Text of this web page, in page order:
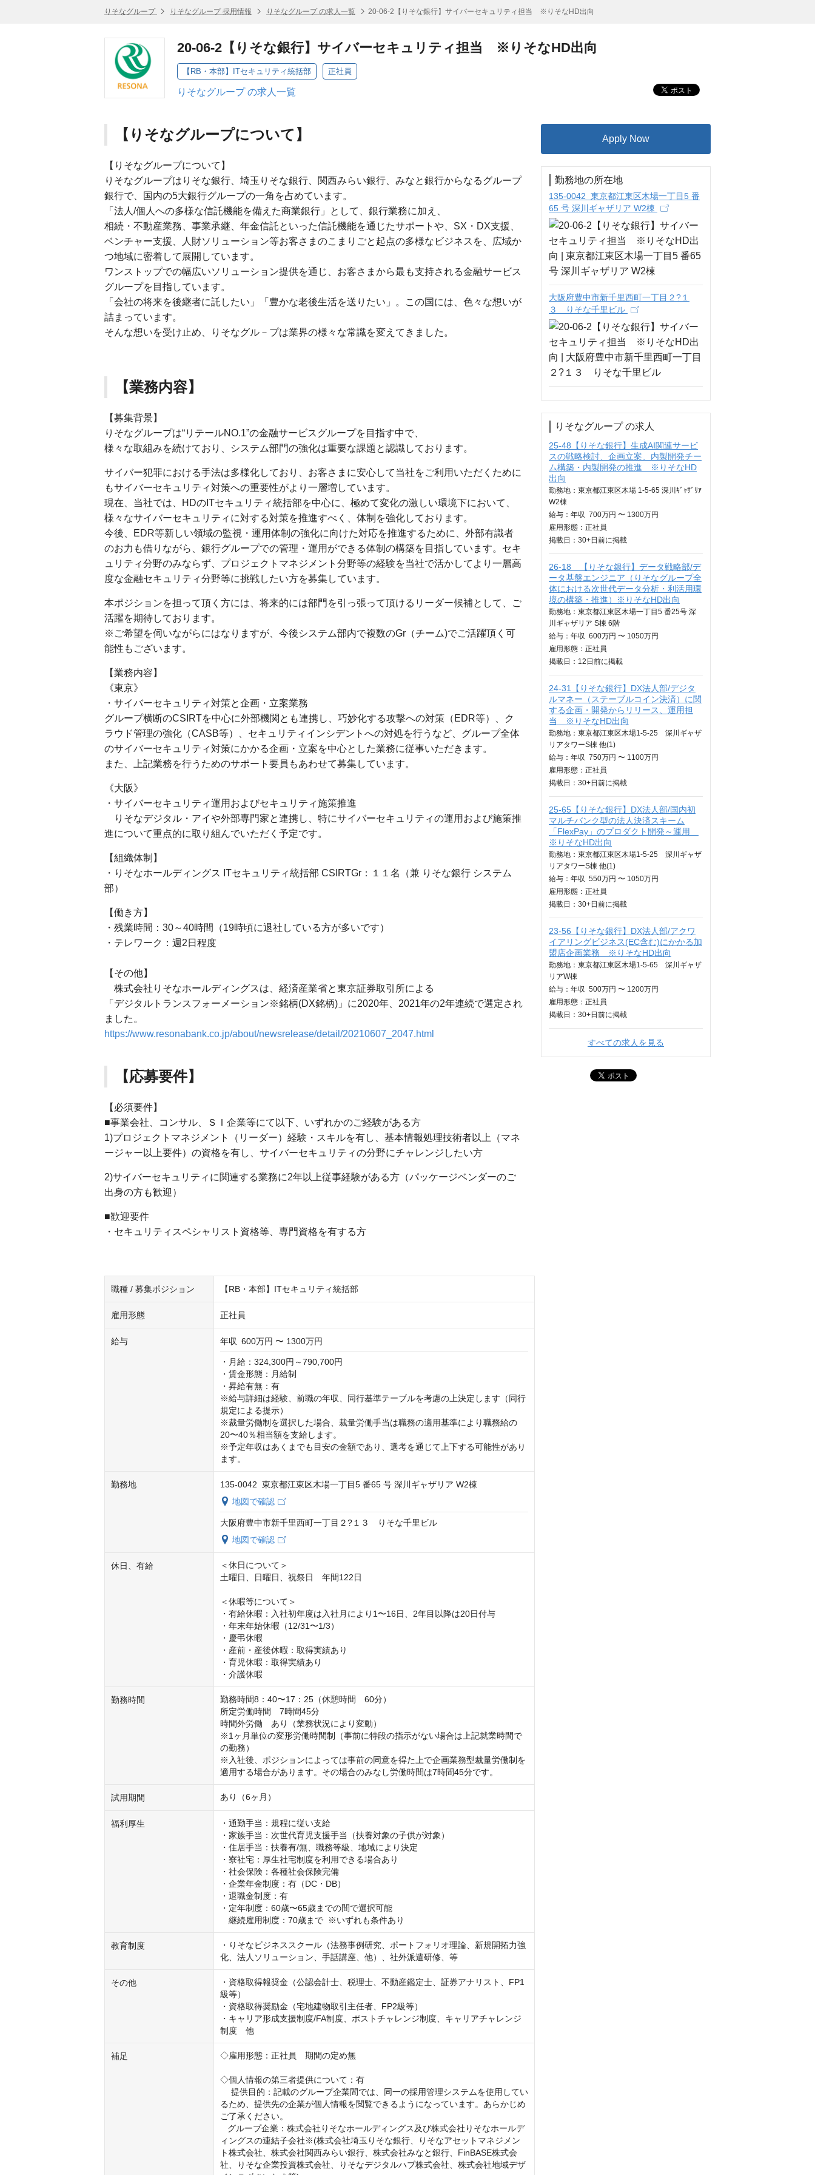
りそなグループ りそなグループ 採用情報 りそなグループ の求人一覧 20-06-2【りそな銀行】サイバーセキュリティ担当 ※りそなHD出向
20-06-2【りそな銀行】サイバーセキュリティ担当 ※りそなHD出向
【RB・本部】ITセキュリティ統括部 正社員
りそなグループ の求人一覧
【りそなグループについて】
【りそなグループについて】
りそなグループはりそな銀行、埼玉りそな銀行、関西みらい銀行、みなと銀行からなるグループ
銀行で、国内の5大銀行グループの一角を占めています。
「法人/個人への多様な信託機能を備えた商業銀行」として、銀行業務に加え、
相続・不動産業務、事業承継、年金信託といった信託機能を通じたサポートや、SX・DX支援、
ベンチャー支援、人財ソリューション等お客さまのこまりごと起点の多様なビジネスを、広域か
つ地域に密着して展開しています。
ワンストップでの幅広いソリューション提供を通じ、お客さまから最も支持される金融サービス
グループを目指しています。
「会社の将来を後継者に託したい」「豊かな老後生活を送りたい」。この国には、色々な想いが
詰まっています。
そんな想いを受け止め、りそなグル－プは業界の様々な常識を変えてきました。
【業務内容】
【募集背景】
りそなグループは“リテールNO.1”の金融サービスグループを目指す中で、
様々な取組みを続けており、システム部門の強化は重要な課題と認識しております。
サイバー犯罪における手法は多様化しており、お客さまに安心して当社をご利用いただくために
もサイバーセキュリティ対策への重要性がより一層増しています。
現在、当社では、HDのITセキュリティ統括部を中心に、極めて変化の激しい環境下において、
様々なサイバーセキュリティに対する対策を推進すべく、体制を強化しております。
今後、EDR等新しい領域の監視・運用体制の強化に向けた対応を推進するために、外部有識者
のお力も借りながら、銀行グループでの管理・運用ができる体制の構築を目指しています。セキ
ュリティ分野のみならず、プロジェクトマネジメント分野等の経験を当社で活かしてより一層高
度な金融セキュリティ分野等に挑戦したい方を募集しています。
本ポジションを担って頂く方には、将来的には部門を引っ張って頂けるリーダー候補として、ご
活躍を期待しております。
※ご希望を伺いながらにはなりますが、今後システム部内で複数のGr（チーム)でご活躍頂く可
能性もございます。
【業務内容】
《東京》
・サイバーセキュリティ対策と企画・立案業務
グループ横断のCSIRTを中心に外部機関とも連携し、巧妙化する攻撃への対策（EDR等）、ク
ラウド管理の強化（CASB等）、セキュリティインシデントへの対処を行うなど、グループ全体
のサイバーセキュリティ対策にかかる企画・立案を中心とした業務に従事いただきます。
また、上記業務を行うためのサポート要員もあわせて募集しています。
《大阪》
・サイバーセキュリティ運用およびセキュリティ施策推進
りそなデジタル・アイや外部専門家と連携し、特にサイバーセキュリティの運用および施策推
進について重点的に取り組んでいただく予定です。
【組織体制】
・りそなホールディングス ITセキュリティ統括部 CSIRTGr：１１名（兼 りそな銀行 システム
部）
【働き方】
・残業時間：30～40時間（19時頃に退社している方が多いです）
・テレワーク：週2日程度
【その他】
株式会社りそなホールディングスは、経済産業省と東京証券取引所による
「デジタルトランスフォーメーション※銘柄(DX銘柄)」に2020年、2021年の2年連続で選定され
ました。
https://www.resonabank.co.jp/about/newsrelease/detail/20210607_2047.html
【応募要件】
【必須要件】
■事業会社、コンサル、ＳＩ企業等にて以下、いずれかのご経験がある方
1)プロジェクトマネジメント（リーダー）経験・スキルを有し、基本情報処理技術者以上（マネ
ージャー以上要件）の資格を有し、サイバーセキュリティの分野にチャレンジしたい方
2)サイバーセキュリティに関連する業務に2年以上従事経験がある方（パッケージベンダーのご
出身の方も歓迎）
■歓迎要件
・セキュリティスペシャリスト資格等、専門資格を有する方
職種 / 募集ポジション 【RB・本部】ITセキュリティ統括部
雇用形態 正社員
給与 年収 600万円 〜 1300万円
・月給：324,300円～790,700円
・賃金形態：月給制
・昇給有無：有
※給与詳細は経験、前職の年収、同行基準テーブルを考慮の上決定します（同行
規定による提示）
※裁量労働制を選択した場合、裁量労働手当は職務の適用基準により職務給の
20〜40％相当額を支給します。
※予定年収はあくまでも目安の金額であり、選考を通じて上下する可能性があり
ます。
勤務地
135-0042 東京都江東区木場一丁目5 番65 号 深川ギャザリア W2棟
地図で確認
大阪府豊中市新千里西町一丁目２?１３ りそな千里ビル
地図で確認
休日、有給
＜休日について＞
土曜日、日曜日、祝祭日　年間122日
＜休暇等について＞
・有給休暇：入社初年度は入社月により1〜16日、2年目以降は20日付与
・年末年始休暇（12/31〜1/3）
・慶弔休暇
・産前・産後休暇：取得実績あり
・育児休暇：取得実績あり
・介護休暇
勤務時間
勤務時間8：40〜17：25（休憩時間　60分）
所定労働時間　7時間45分
時間外労働　あり（業務状況により変動）
※1ヶ月単位の変形労働時間制（事前に特段の指示がない場合は上記就業時間で
の勤務）
※入社後、ポジションによっては事前の同意を得た上で企画業務型裁量労働制を
適用する場合があります。その場合のみなし労働時間は7時間45分です。
試用期間 あり（6ヶ月）
福利厚生
・通勤手当：規程に従い支給
・家族手当：次世代育児支援手当（扶養対象の子供が対象）
・住居手当：扶養有/無、職務等級、地域により決定
・寮社宅：厚生社宅制度を利用できる場合あり
・社会保険：各種社会保険完備
・企業年金制度：有（DC・DB）
・退職金制度：有
・定年制度：60歳〜65歳までの間で選択可能
継続雇用制度：70歳まで  ※いずれも条件あり
教育制度
・りそなビジネススクール（法務事例研究、ポートフォリオ理論、新規開拓力強
化、法人ソリューション、手話講座、他）、社外派遣研修、等
その他
・資格取得報奨金（公認会計士、税理士、不動産鑑定士、証券アナリスト、FP1
級等）
・資格取得奨励金（宅地建物取引主任者、FP2級等）
・キャリア形成支援制度/FA制度、ポストチャレンジ制度、キャリアチャレンジ
制度　他
補足 ◇雇用形態：正社員　期間の定め無
◇個人情報の第三者提供について：有
提供目的：記載のグループ企業間では、同一の採用管理システムを使用してい
るため、提供先の企業が個人情報を閲覧できるようになっています。あらかじめ
ご了承ください。
ィングスの連結子会社※(株式会社埼玉りそな銀行、りそなアセットマネジメン
ト株式会社、株式会社関西みらい銀行、株式会社みなと銀行、FinBASE株式会
社、りそな企業投資株式会社、りそなデジタルハブ株式会社、株式会社地域デザ
Apply Now
勤務地の所在地
135-0042 東京都江東区木場一丁目5 番
65 号 深川ギャザリア W2棟
大阪府豊中市新千里西町一丁目２?１
３ りそな千里ビル
りそなグループ の求人
25-48【りそな銀行】生成AI関連サービ
スの戦略検討、企画立案、内製開発チー
ム構築・内製開発の推進 ※りそなHD
出向
勤務地：東京都江東区木場 1-5-65 深川ｷﾞｬｻﾞﾘｱ
W2棟
給与： 年収 700万円 〜 1300万円
雇用形態：正社員
掲載日： 30+日 前に掲載
26-18 【りそな銀行】データ戦略部/デ
ータ基盤エンジニア（りそなグループ全
体における次世代データ分析・利活用環
境の構築・推進）※りそなHD出向
勤務地：東京都江東区木場一丁目5 番25号 深
川ギャザリア S棟 6階
給与： 年収 600万円 〜 1050万円
雇用形態：正社員
掲載日： 12日 前に掲載
24-31【りそな銀行】DX法人部/デジタ
ルマネー（ステーブルコイン決済）に関
する企画・開発からリリース、運用担
当 ※りそなHD出向
勤務地：東京都江東区木場1-5-25 深川ギャザ
リアタワーS棟 他(1)
給与： 年収 750万円 〜 1100万円
雇用形態：正社員
掲載日： 30+日 前に掲載
25-65【りそな銀行】DX法人部/国内初
マルチバンク型の法人決済スキーム
「FlexPay」のプロダクト開発～運用
※りそなHD出向
勤務地：東京都江東区木場1-5-25 深川ギャザ
リアタワーS棟 他(1)
給与： 年収 550万円 〜 1050万円
雇用形態：正社員
掲載日： 30+日 前に掲載
23-56【りそな銀行】DX法人部/アクワ
イアリングビジネス(EC含む)にかかる加
盟店企画業務 ※りそなHD出向
勤務地：東京都江東区木場1-5-65 深川ギャザ
リアW棟
給与： 年収 500万円 〜 1200万円
雇用形態：正社員
掲載日： 30+日 前に掲載
すべての求人を見る